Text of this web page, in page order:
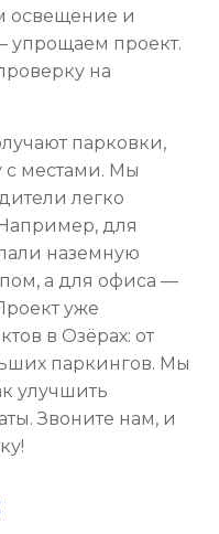
освещение и
упрощаем проект.
на
парковки,
с местами. Мы
легко
для
наземную
а для офиса —
уже
в Озёрах: от
паркингов. Мы
улучшить
Звоните нам, и